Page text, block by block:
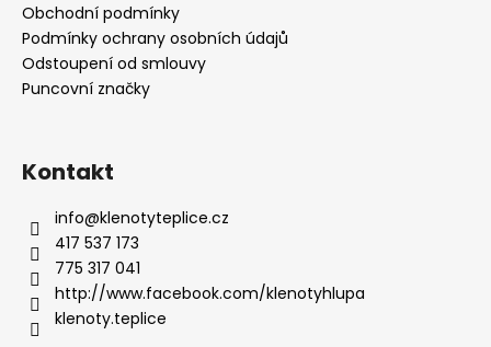
Obchodní podmínky
Podmínky ochrany osobních údajů
Odstoupení od smlouvy
Puncovní značky
Kontakt
info@klenotyteplice.cz
417 537 173
775 317 041
http://www.facebook.com/klenotyhlupa
klenoty.teplice